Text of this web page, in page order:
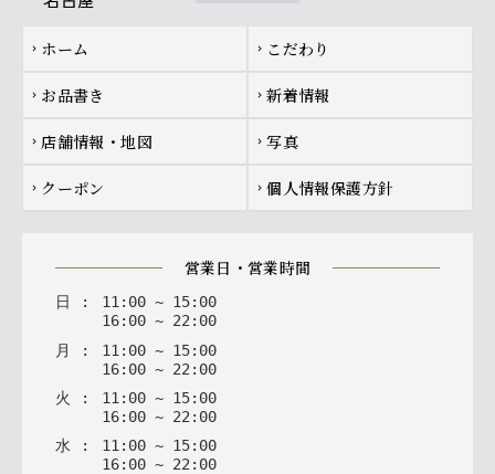
Footer navigation
chevron_right ホーム chevron_right こだわり
chevron_right お品書き chevron_right 新着情報
chevron_right 店舗情報・地図 chevron_right 写真
chevron_right クーポン chevron_right 個人情報保護方針
営業日・営業時間
日 : 11: 00 ~ 15: 00
16: 00 ~ 22: 00
月
: 11 : 00 ~ 15: 00
16: 00 ~ 22 : 00
火
: 11 : 00 ~ 15: 00
16: 00 ~ 22 : 00
水 : 11 : 00 ~ 15: 00
16: 00 ~ 22 : 00